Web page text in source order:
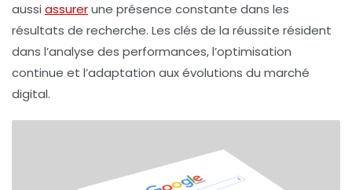
aussi assurerune présence constante dans les
résultats de recherche. Les clés de la réussite résident
dans l’analyse des performances, l’optimisation
continue et l’adaptation aux évolutions du marché
digital.